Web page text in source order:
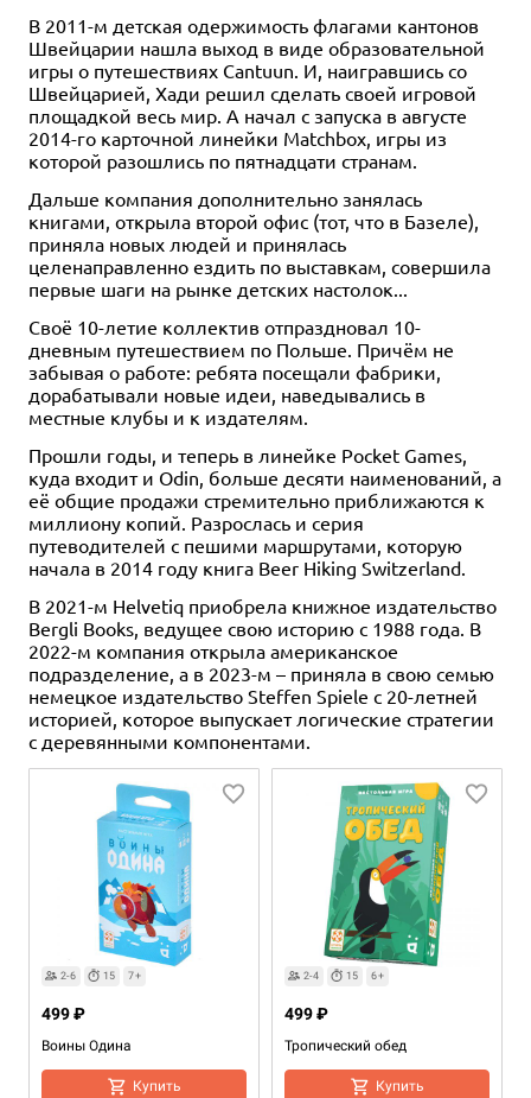
В 2011-м детская одержимость флагами кантонов
Швейцарии нашла выход в виде образовательной
игры о путешествиях Cantuun. И, наигравшись со
Швейцарией, Хади решил сделать своей игровой
площадкой весь мир. А начал с запуска в августе
2014-го карточной линейки Matchbox, игры из
которой разошлись по пятнадцати странам.
Дальше компания дополнительно занялась
книгами, открыла второй офис (тот, что в Базеле),
приняла новых людей и принялась
целенаправленно ездить по выставкам, совершила
первые шаги на рынке детских настолок...
Своё 10-летие коллектив отпраздновал 10-
дневным путешествием по Польше. Причём не
забывая о работе: ребята посещали фабрики,
дорабатывали новые идеи, наведывались в
местные клубы и к издателям.
Прошли годы, и теперь в линейке Pocket Games,
куда входит и Odin, больше десяти наименований, а
её общие продажи стремительно приближаются к
миллиону копий. Разрослась и серия
путеводителей с пешими маршрутами, которую
начала в 2014 году книга Beer Hiking Switzerland.
В 2021-м Helvetiq приобрела книжное издательство
Bergli Books, ведущее свою историю с 1988 года. В
2022-м компания открыла американское
подразделение, а в 2023-м – приняла в свою семью
немецкое издательство Steffen Spiele с 20-летней
историей, которое выпускает логические стратегии
с деревянными компонентами.
2-6 15 7+
Воины Одина
499 ₽
Купить
2-4 15 6+
Тропический обед
499 ₽
Купить